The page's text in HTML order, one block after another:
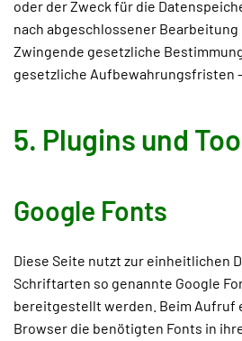
oder der Zweck für die
nach abgeschlossener Bearbeitung
Zwingende gesetzliche
gesetzliche Aufbewahrungsfristen
5. Plugins und
Google Fonts
Diese Seite nutzt zur einheitlichen
Schriftarten so genannte Google
bereitgestellt werden. Beim Aufruf
Browser die benötigten Fonts in